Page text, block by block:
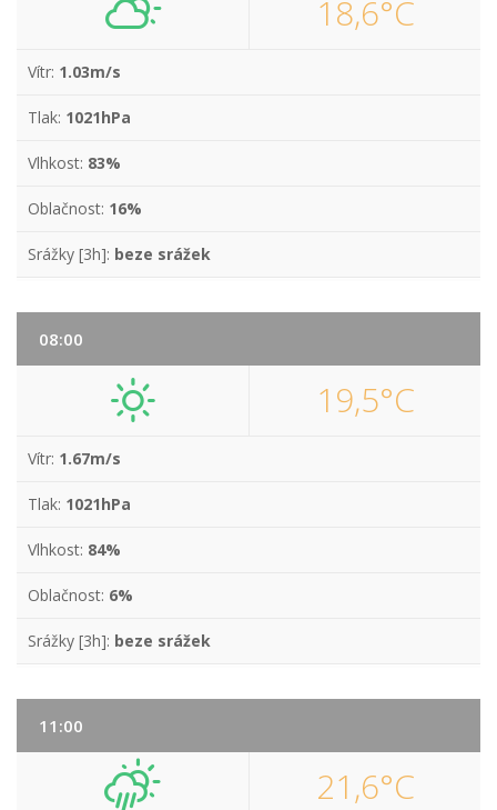
18,6°C
Vítr: 1.03m/s
Tlak: 1021hPa
Vlhkost: 83%
Oblačnost: 16%
Srážky [3h]: beze srážek
08:00
19,5°C
Vítr: 1.67m/s
Tlak: 1021hPa
Vlhkost: 84%
Oblačnost: 6%
Srážky [3h]: beze srážek
11:00
21,6°C